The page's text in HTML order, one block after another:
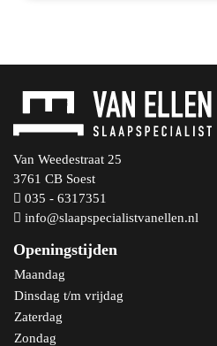
Van Weedestraat 25
3761 CB Soest
035 - 6317351
info@slaapspecialistvanellen.nl
Openingstijden
Maandag
Dinsdag t/m vrijdag
Zaterdag
Zondag